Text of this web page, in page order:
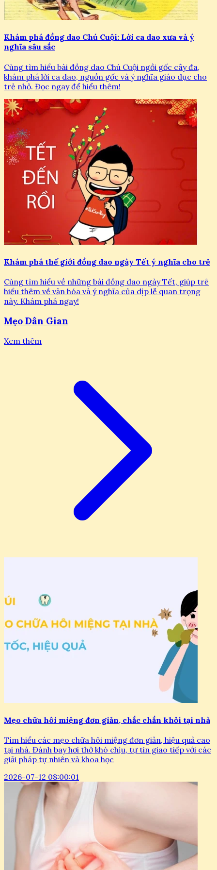
Khám phá đồng dao Chú Cuội: Lời ca dao xưa và ý
nghĩa sâu sắc
Cùng tìm hiểu bài đồng dao Chú Cuội ngồi gốc cây đa,
khám phá lời ca dao, nguồn gốc và ý nghĩa giáo dục cho
trẻ nhỏ. Đọc ngay để hiểu thêm!
Khám phá thế giới đồng dao ngày Tết ý nghĩa cho trẻ
Cùng tìm hiểu về những bài đồng dao ngày Tết, giúp trẻ
hiểu thêm về văn hóa và ý nghĩa của dịp lễ quan trọng
này. Khám phá ngay!
Mẹo Dân Gian
Xem thêm
Mẹo chữa hôi miệng đơn giản, chắc chắn khỏi tại nhà
Tìm hiểu các mẹo chữa hôi miệng đơn giản, hiệu quả cao
tại nhà. Đánh bay hơi thở khó chịu, tự tin giao tiếp với các
giải pháp tự nhiên và khoa học
2026-07-12 08:00:01